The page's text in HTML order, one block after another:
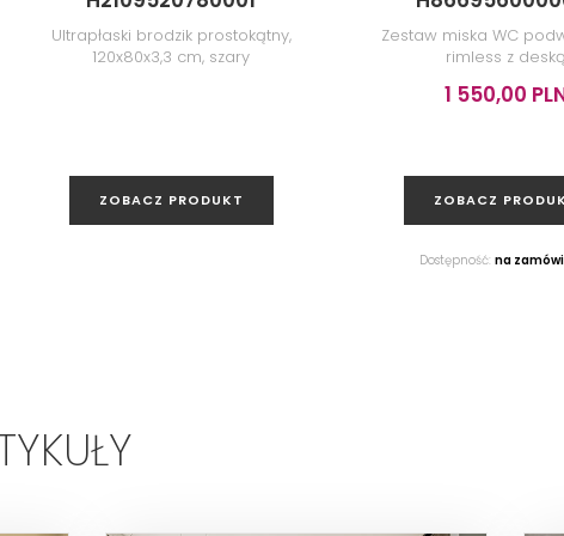
Ultrapłaski brodzik prostokątny,
120x80x3,3 cm, szary
ZOBACZ PRODUKT
Zestaw miska WC
rimless z deską
1 550,00
ZOBACZ
Dostępność: na